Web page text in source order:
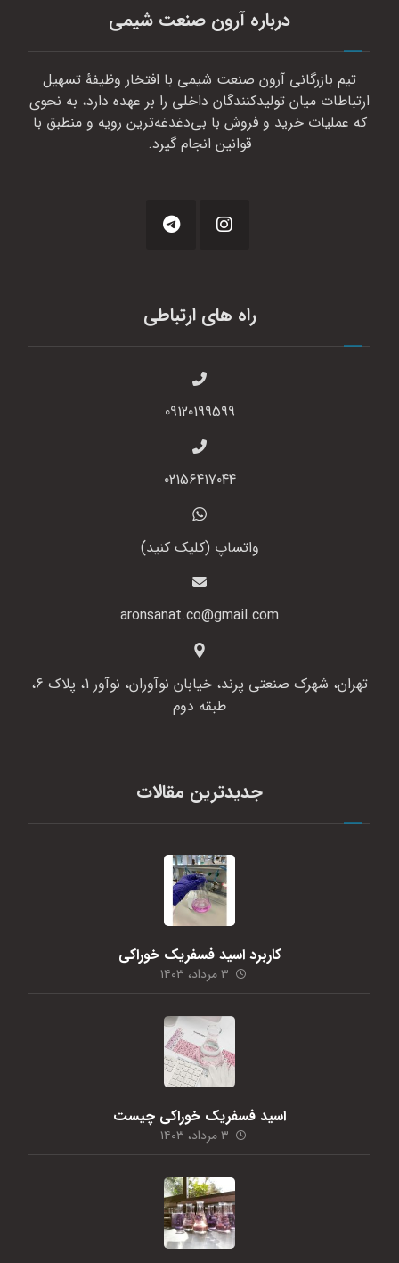
درباره آرون صنعت شیمی
تیم بازرگانی آرون صنعت شیمی با افتخار وظیفهٔ تسهیل
ارتباطات میان تولیدکنندگان داخلی را بر عهده دارد، به نحوی
که عملیات خرید و فروش با بی‌دغدغه‌ترین رویه و منطبق با
قوانین انجام گیرد.
راه های ارتباطی
09120199599
02156417044
واتساپ (کلیک کنید)
aronsanat.co@gmail.com
تهران، شهرک صنعتی پرند، خیابان نوآوران، نوآور 1، پلاک 6،
طبقه دوم
جدیدترین مقالات
کاربرد اسید فسفریک خوراکی
۳ مرداد، ۱۴۰۳
اسید فسفریک خوراکی چیست
۳ مرداد، ۱۴۰۳